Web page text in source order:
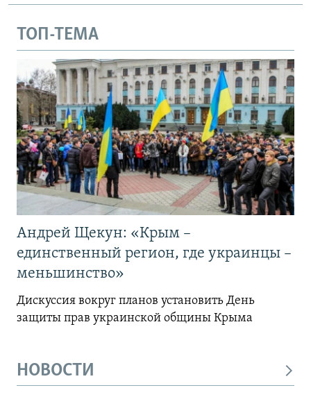
ТОП-ТЕМА
Андрей Щекун: «Крым –
единственный регион, где украинцы –
меньшинство»
Дискуссия вокруг планов установить День
защиты прав украинской общины Крыма
НОВОСТИ